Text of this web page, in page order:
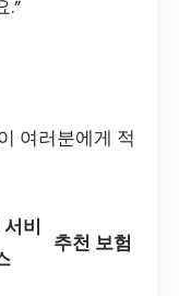
.”
여러분에게 적
비
추천 보험